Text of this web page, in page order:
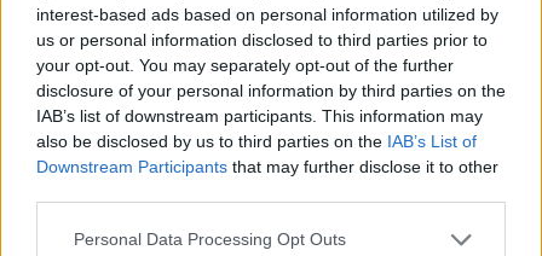
interest-based ads based on personal information utilized by
us or personal information disclosed to third parties prior to
your opt-out. You may separately opt-out of the further
disclosure of your personal information by third parties on the
IAB’s list of downstream participants. This information may
also be disclosed by us to third parties on the IAB’s List of
Downstream Participants that may further disclose it to other
Personal Data Processing Opt Outs
privacidad al decidir qué funciones no deseadas deben ser
desactivadas.Windows 11/10 quiere ofrecer a los usuarios
la experiencia diaria más sencilla posible y, al hacerlo, muy
rara vez te obliga a leer y confirmar una notificación de
seguridad. Desafortunadamente, este enfoque simplificado
de Microsoft significa que se les transmite mucha más
información de la que a muchos usuarios les
gustaría.Microsoft utiliza la mayoría de los datos para